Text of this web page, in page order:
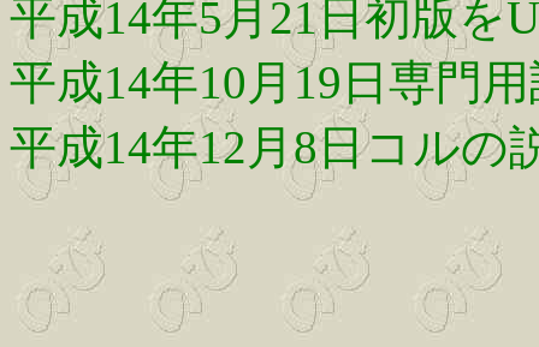
平成14年5月21日初版を
平成14年10月19日専門
平成14年12月8日コルの